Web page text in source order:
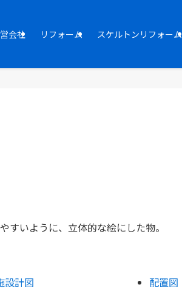
会社 リフォーム スケルトンリフォーム
すいように、立体的な絵にした物。
設計図
配置図